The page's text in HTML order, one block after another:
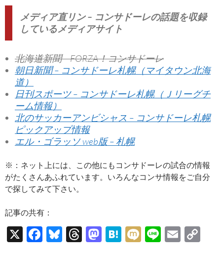
メディア直リン – コンサドーレの話題を収録
しているメディアサイト
北海道新聞 – FORZA！コンサドーレ
朝日新聞 – コンサドーレ札幌（マイタウン北海
道）
日刊スポーツ – コンサドーレ札幌（Ｊリーグチ
ーム情報）
北のサッカーアンビシャス – コンサドーレ札幌
ピックアップ情報
エル・ゴラッソ web版 – 札幌
※：ネット上には、この他にもコンサドーレの試合の情報
がたくさんあふれています。いろんなコンサ情報をご自分
で探してみて下さい。
記事の共有：
X
F
Bl T
M H
M Li
E